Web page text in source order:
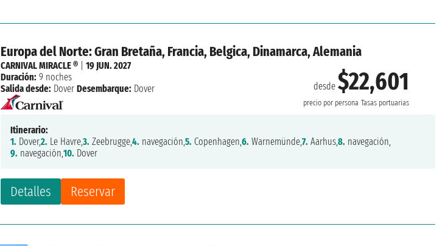
Europa del Norte: Gran Bretaña, Francia, Belgica, Dinamarca, Alemania
desde$22,601
precio por persona Tasas portuarias
Detalles Reservar
CARNIVAL MIRACLE ® |19 JUN. 2027
Duración: 9 noches
Salida desde: Dover Desembarque: Dover
Itinerario:
1. Dover,2. Le Havre,3. Zeebrugge,4. navegación,5. Copenhagen,6. Warnemünde,7. Aarhus,8. navegación,
9. navegación,10. Dover